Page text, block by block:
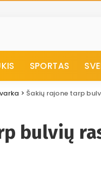
SPORTAS
>Šakių rajone tarp
bulvių